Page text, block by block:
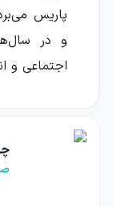
پاریس
و در
اجتماعی و
میان
می‌شوند